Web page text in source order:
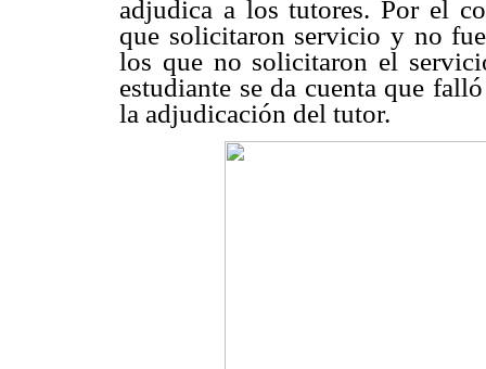
adjudica a los tutores. Por el
que solicitaron servicio y no
los que no solicitaron el
estudiante se da cuenta que
la adjudicación del tutor.